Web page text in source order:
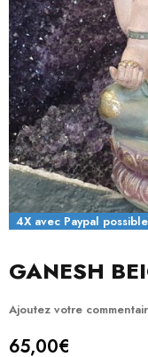
4X avec Paypal possible
GANESH
Ajoutez votre
65,00€